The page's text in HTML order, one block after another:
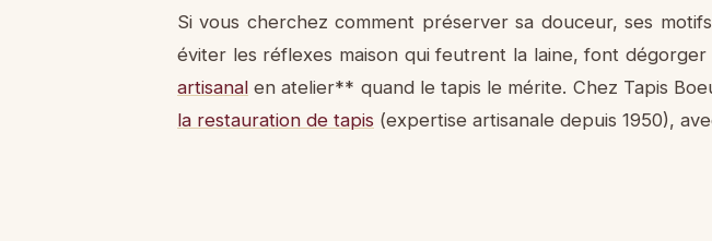
Si vous cherchez comment préserver sa douceur, ses
éviter les réflexes maison qui feutrent la laine, font
artisanal en atelier** quand le tapis le mérite. Chez Tapis
la restauration de tapis (expertise artisanale depuis 1950),